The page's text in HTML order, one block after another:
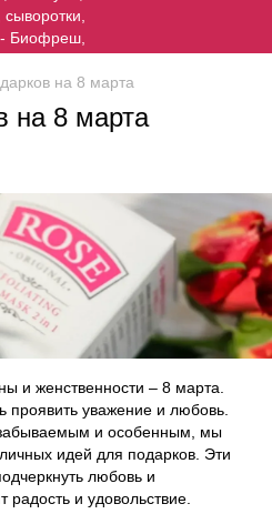
на 8 марта
на 8 марта
и женственности – 8 марта.
проявить уважение и любовь.
и особенным, мы
идей для подарков. Эти
любовь и
радость и удовольствие.